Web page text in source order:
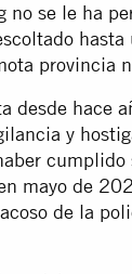
no se le ha
provincia
desde hace
y
cumplido
mayo de
de la